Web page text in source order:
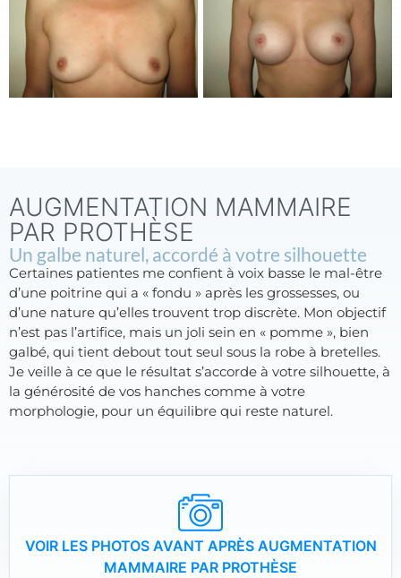
AUGMENTATION MAMMAIRE
PAR PROTHÈSE
Un galbe naturel, accordé à votre silhouette
Certaines patientes me confient à voix basse le mal-être
d’une poitrine qui a « fondu » après les grossesses, ou
d’une nature qu’elles trouvent trop discrète. Mon objectif
n’est pas l’artifice, mais un joli sein en « pomme », bien
galbé, qui tient debout tout seul sous la robe à bretelles.
Je veille à ce que le résultat s’accorde à votre silhouette, à
la générosité de vos hanches comme à votre
morphologie, pour un équilibre qui reste naturel.
VOIR LES PHOTOS AVANT APRÈS AUGMENTATION
MAMMAIRE PAR PROTHÈSE